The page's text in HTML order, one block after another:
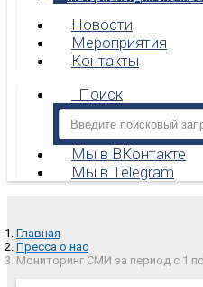
Новости
Мероприятия
Контакты
Поиск
Мы в ВКонтакте
Мы в Telegram
Главная
Пресса о нас
Мониторинг СМИ за период с 1